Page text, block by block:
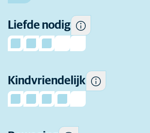
Liefde nodig
Kindvriendelijk
toleranter voor het gedrag
van kinderen dan andere.
Hoeveel beweging heeft dit
ras dagelijks nodig.
ras nodig heeft op